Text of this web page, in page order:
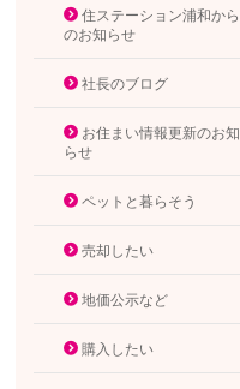
住ステーション浦和から
のお知らせ
社長のブログ
お住まい情報更新のお知
らせ
ペットと暮らそう
売却したい
地価公示など
購入したい